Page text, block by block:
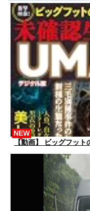
【動画】 ビッグフット
NEW